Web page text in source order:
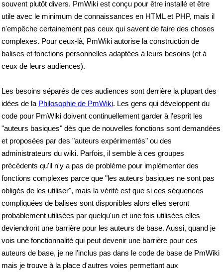
souvent plutôt divers. PmWiki est conçu pour être installé et être
utile avec le minimum de connaissances en HTML et PHP, mais il
n'empêche certainement pas ceux qui savent de faire des choses
complexes. Pour ceux-là, PmWiki autorise la construction de
balises et fonctions personnelles adaptées à leurs besoins (et à
ceux de leurs audiences).
Les besoins séparés de ces audiences sont derrière la plupart des
idées de la Philosophie de PmWiki. Les gens qui développent du
code pour PmWiki doivent continuellement garder à l'esprit les
"auteurs basiques" dès que de nouvelles fonctions sont demandées
et proposées par des "auteurs expérimentés" ou des
administrateurs du wiki. Parfois, il semble à ces groupes
précédents qu'il n'y a pas de problème pour implémenter des
fonctions complexes parce que "les auteurs basiques ne sont pas
obligés de les utiliser", mais la vérité est que si ces séquences
compliquées de balises sont disponibles alors elles seront
probablement utilisées par quelqu'un et une fois utilisées elles
deviendront une barrière pour les auteurs de base. Aussi, quand je
vois une fonctionnalité qui peut devenir une barrière pour ces
auteurs de base, je ne l'inclus pas dans le code de base de PmWiki
mais je trouve à la place d'autres voies permettant aux